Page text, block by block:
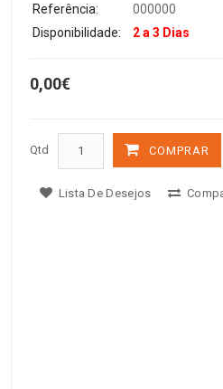
Referência:
000000
Disponibilidade:
2 a 3 Dias
0,00€
Qtd COMPRAR
Lista De Desejos